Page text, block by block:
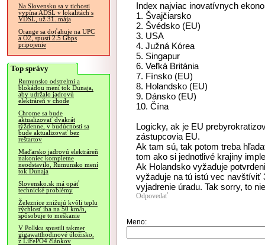
Na Slovensku sa v tichosti
vypína ADSL v lokalitách s
VDSL, už 31. mája
Orange sa doťahuje na UPC
a O2, spustí 2.5 Gbps
pripojenie
Top správy
Rumunsko odstrelmi a
blokádou mení tok Dunaja,
aby udržalo jadrovú
elektráreň v chode
Chrome sa bude
aktualizovať dvakrát
týždenne, v budúcnosti sa
bude aktualizovať bez
reštartov
Maďarsko jadrovú elektráreň
nakoniec kompletne
neodstavilo, Rumunsko mení
tok Dunaja
Slovensko.sk má opäť
technické problémy
Železnice znižujú kvôli teplu
rýchlosť iba na 50 km/h,
spôsobuje to meškanie
V Poľsku spustili takmer
gigawatthodinové úložisko,
z LiFePO4 článkov
Index najviac inovatívnych
1. Švajčiarsko
2. Švédsko (EU)
3. USA
4. Južná Kórea
5. Singapur
6. Veľká Británia
7. Fínsko (EU)
8. Holandsko (EU)
9. Dánsko (EU)
10. Čína
Logicky, ak je EU
zástupcovia EU.
Ak tam sú, tak potom treba
tom ako si jednotlivé krajiny
Ak Holandsko vyžaduje
vyžaduje na tú istú vec navštíviť
vyjadrenie úradu. Tak sorry, to
Odpovedať
Meno: